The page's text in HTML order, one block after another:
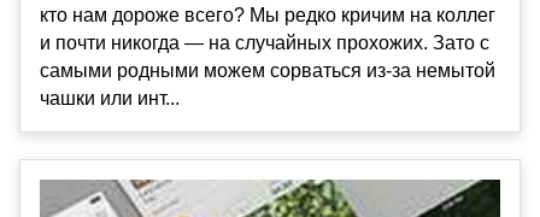
кто нам дороже всего? Мы редко кричим на коллег
и почти никогда — на случайных прохожих. Зато с
самыми родными можем сорваться из-за немытой
чашки или инт...